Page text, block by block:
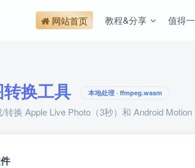
网站首页 教程&分享 值得
换工具 本地处理 · ffmpeg.wasm
转换 Apple Live Photo（3秒）和 Android